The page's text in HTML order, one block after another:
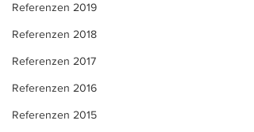
Referenzen 2019
Referenzen 2018
Referenzen 2017
Referenzen 2016
Referenzen 2015